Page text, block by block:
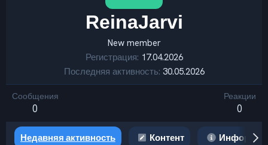
ReinaJarvi
New member
Регистрация 17.04.2026
Последняя активность 30.05.2026
Сообщения
0
Реакции
0
Недавняя активность Контент